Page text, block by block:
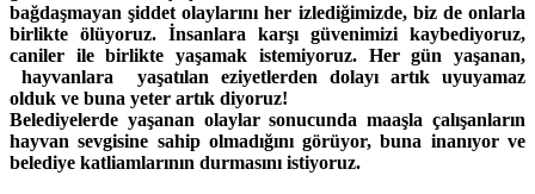
bağdaşmayan şiddet olaylarını her izlediğimizde, biz de onlarla
birlikte ölüyoruz. İnsanlara karşı güvenimizi kaybediyoruz,
caniler ile birlikte yaşamak istemiyoruz. Her gün yaşanan,
hayvanlara yaşatılan eziyetlerden dolayı artık uyuyamaz
olduk ve buna yeter artık diyoruz!
Belediyelerde yaşanan olaylar sonucunda maaşla çalışanların
hayvan sevgisine sahip olmadığını görüyor, buna inanıyor ve
belediye katliamlarının durmasını istiyoruz.